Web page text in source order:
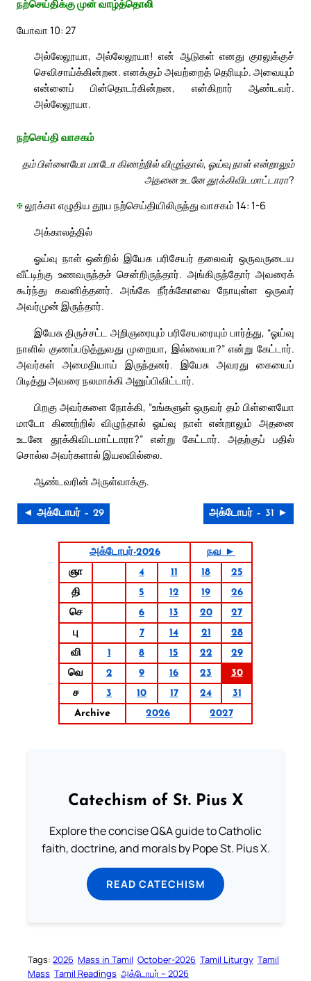
நற்செய்திக்கு முன் வாழ்த்தொலி
யோவா 10: 27
அல்லேலூயா, அல்லேலூயா! என் ஆடுகள் எனது குரலுக்குச்
செவிசாய்க்கின்றன. எனக்கும் அவற்றைத் தெரியும். அவையும்
என்னைப் பின்தொடர்கின்றன, என்கிறார் ஆண்டவர்.
அல்லேலூயா.
நற்செய்தி வாசகம்
தம் பிள்ளையோ மாடோ கிணற்றில் விழுந்தால், ஓய்வு நாள் என்றாலும்
அதனை உடனே தூக்கிவிடமாட்டாரா?
✠லூக்கா எழுதிய தூய நற்செய்தியிலிருந்து வாசகம் 14: 1-6
அக்காலத்தில்
ஓய்வு நாள் ஒன்றில் இயேசு பரிசேயர் தலைவர் ஒருவருடைய
வீட்டிற்கு உணவருந்தச் சென்றிருந்தார். அங்கிருந்தோர் அவரைக்
கூர்ந்து கவனித்தனர். அங்கே நீர்க்கோவை நோயுள்ள ஒருவர்
அவர்முன் இருந்தார்.
இயேசு திருச்சட்ட அறிஞரையும் பரிசேயரையும் பார்த்து, “ஓய்வு
நாளில் குணப்படுத்துவது முறையா, இல்லையா?” என்று கேட்டார்.
அவர்கள் அமைதியாய் இருந்தனர். இயேசு அவரது கையைப்
பிடித்து அவரை நலமாக்கி அனுப்பிவிட்டார்.
பிறகு அவர்களை நோக்கி, “உங்களுள் ஒருவர் தம் பிள்ளையோ
மாடோ கிணற்றில் விழுந்தால் ஓய்வு நாள் என்றாலும் அதனை
உடனே தூக்கிவிடமாட்டாரா?” என்று கேட்டார். அதற்குப் பதில்
சொல்ல அவர்களால் இயலவில்லை.
ஆண்டவரின் அருள்வாக்கு.
◄ அக்டோபர் – 29 அக்டோபர் – 31 ►
அக்டோபர்-2026
நவ ►
ஞா
4 11 18
25
தி
5 12 19
26
செ
6 13 20
27
பு
7 14 21
28
வி
1 8 15 22
29
வெ
2 9 16 23
30
ச
3 10 17 24
31
Archive
2026 2027
Catechism of St. Pius X
Explore the concise Q&A guide to Catholic
faith, doctrine, and morals by Pope St. Pius X.
READ CATECHISM
Tags: 2026 Mass in Tamil October-2026 Tamil Liturgy Tamil
Mass Tamil Readings அக்டோபர் – 2026